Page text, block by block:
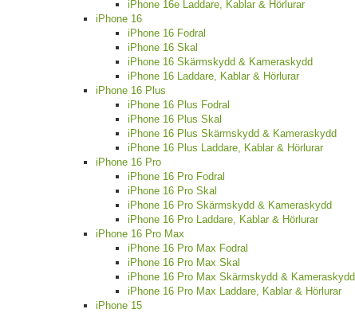
iPhone 16e Laddare, Kablar & Hörlurar
iPhone 16
iPhone 16 Fodral
iPhone 16 Skal
iPhone 16 Skärmskydd & Kameraskydd
iPhone 16 Laddare, Kablar & Hörlurar
iPhone 16 Plus
iPhone 16 Plus Fodral
iPhone 16 Plus Skal
iPhone 16 Plus Skärmskydd & Kameraskydd
iPhone 16 Plus Laddare, Kablar & Hörlurar
iPhone 16 Pro
iPhone 16 Pro Fodral
iPhone 16 Pro Skal
iPhone 16 Pro Skärmskydd & Kameraskydd
iPhone 16 Pro Laddare, Kablar & Hörlurar
iPhone 16 Pro Max
iPhone 16 Pro Max Fodral
iPhone 16 Pro Max Skal
iPhone 16 Pro Max Skärmskydd & Kameraskydd
iPhone 16 Pro Max Laddare, Kablar & Hörlurar
iPhone 15